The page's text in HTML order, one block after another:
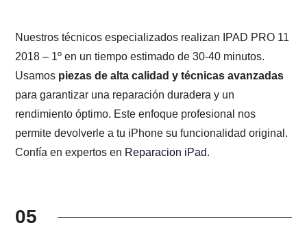
Nuestros técnicos especializados realizan IPAD PRO 11
2018 – 1º en un tiempo estimado de 30-40 minutos.
Usamos piezas de alta calidad y técnicas avanzadas
para garantizar una reparación duradera y un
rendimiento óptimo. Este enfoque profesional nos
permite devolverle a tu iPhone su funcionalidad original.
Confía en expertos en Reparacion iPad.
05